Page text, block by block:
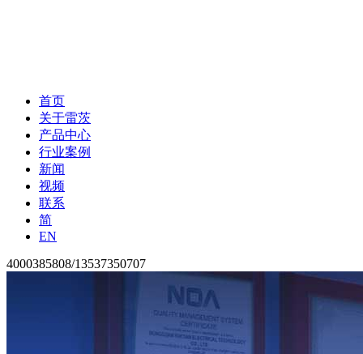
首页
关于雷茨
产品中心
行业案例
新闻
视频
联系
简
EN
4000385808/13537350707